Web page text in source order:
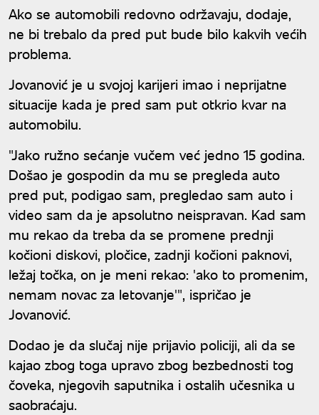
Ako se automobili redovno održavaju, dodaje,
ne bi trebalo da pred put bude bilo kakvih većih
problema.
Jovanović je u svojoj karijeri imao i neprijatne
situacije kada je pred sam put otkrio kvar na
automobilu.
"Jako ružno sećanje vučem već jedno 15 godina.
Došao je gospodin da mu se pregleda auto
pred put, podigao sam, pregledao sam auto i
video sam da je apsolutno neispravan. Kad sam
mu rekao da treba da se promene prednji
kočioni diskovi, pločice, zadnji kočioni paknovi,
ležaj točka, on je meni rekao: 'ako to promenim,
nemam novac za letovanje'", ispričao je
Jovanović.
Dodao je da slučaj nije prijavio policiji, ali da se
kajao zbog toga upravo zbog bezbednosti tog
čoveka, njegovih saputnika i ostalih učesnika u
saobraćaju.